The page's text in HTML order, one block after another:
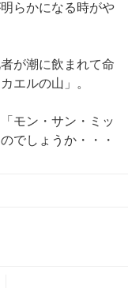
らかになる時がや
が潮に飲まれて命
エルの山」。
モン・サン・ミッ
でしょうか・・・